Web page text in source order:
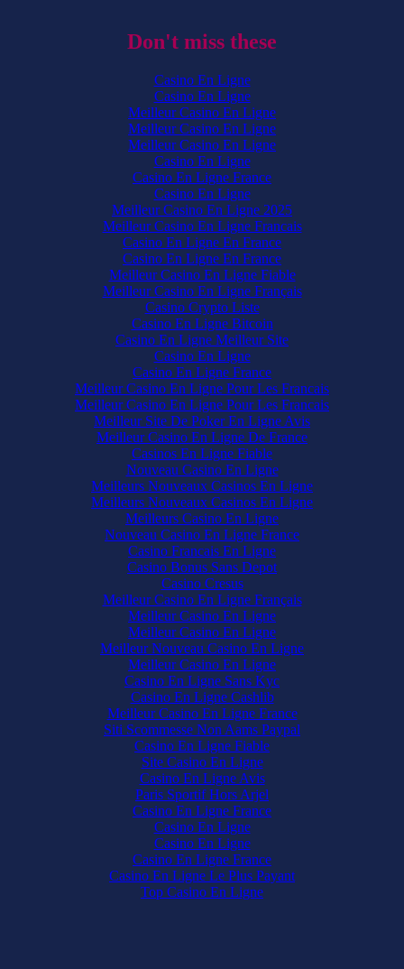
Don't miss these
Casino En Ligne
Casino En Ligne
Meilleur Casino En Ligne
Meilleur Casino En Ligne
Meilleur Casino En Ligne
Casino En Ligne
Casino En Ligne France
Casino En Ligne
Meilleur Casino En Ligne 2025
Meilleur Casino En Ligne Francais
Casino En Ligne En France
Casino En Ligne En France
Meilleur Casino En Ligne Fiable
Meilleur Casino En Ligne Français
Casino Crypto Liste
Casino En Ligne Bitcoin
Casino En Ligne Meilleur Site
Casino En Ligne
Casino En Ligne France
Meilleur Casino En Ligne Pour Les Francais
Meilleur Casino En Ligne Pour Les Francais
Meilleur Site De Poker En Ligne Avis
Meilleur Casino En Ligne De France
Casinos En Ligne Fiable
Nouveau Casino En Ligne
Meilleurs Nouveaux Casinos En Ligne
Meilleurs Nouveaux Casinos En Ligne
Meilleurs Casino En Ligne
Nouveau Casino En Ligne France
Casino Francais En Ligne
Casino Bonus Sans Depot
Casino Cresus
Meilleur Casino En Ligne Français
Meilleur Casino En Ligne
Meilleur Casino En Ligne
Meilleur Nouveau Casino En Ligne
Meilleur Casino En Ligne
Casino En Ligne Sans Kyc
Casino En Ligne Cashlib
Meilleur Casino En Ligne France
Siti Scommesse Non Aams Paypal
Casino En Ligne Fiable
Site Casino En Ligne
Casino En Ligne Avis
Paris Sportif Hors Arjel
Casino En Ligne France
Casino En Ligne
Casino En Ligne
Casino En Ligne France
Casino En Ligne Le Plus Payant
Top Casino En Ligne